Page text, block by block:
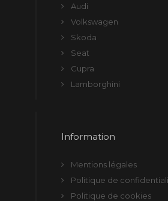
Audi
Volkswagen
Skoda
Seat
Cupra
Lamborghini
Information
Mentions légales
Politique de
Politique de cookies